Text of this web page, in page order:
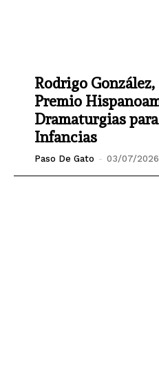
Rodrigo
Premio
Dramaturgias
Infancias
Paso De Gato - 03/07/2026